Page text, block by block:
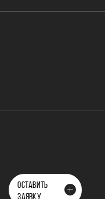
ОСТАВИТЬ
ЗАЯВКУ